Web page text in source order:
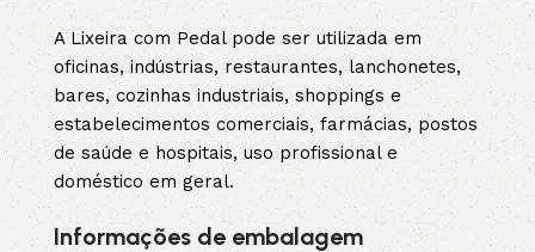
A Lixeira com Pedal pode ser utilizada em
oficinas, indústrias, restaurantes, lanchonetes,
bares, cozinhas industriais, shoppings e
estabelecimentos comerciais, farmácias, postos
de saúde e hospitais, uso profissional e
doméstico em geral.
Informações de embalagem